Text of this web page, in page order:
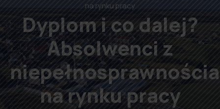
na rynku pracy
Dyplom i co dalej?
Absolwenci z
na rynku pracy